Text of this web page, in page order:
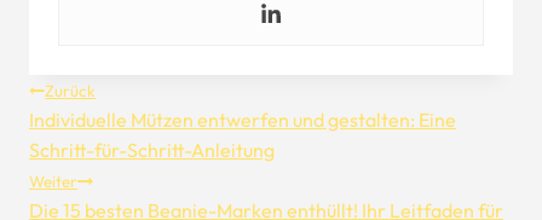
Beitragsnavigation
Zurück
Individuelle Mützen entwerfen und gestalten: Eine
Schritt-für-Schritt-Anleitung
Weiter
Die 15 besten Beanie-Marken enthüllt! Ihr Leitfaden für